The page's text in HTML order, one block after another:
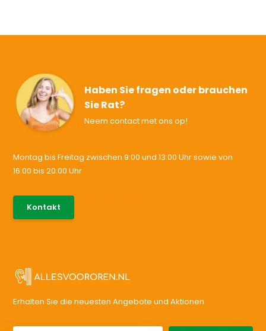
Haben Sie fragen oder brauchen
Sie Rat?
Neem contact met ons op!
Montag bis Freitag zwischen 9:00 und 13:00 Uhr sowie von
16:00 bis 20:00 Uhr
Kontakt
Erhalten Sie die neuesten Angebote und Aktionen